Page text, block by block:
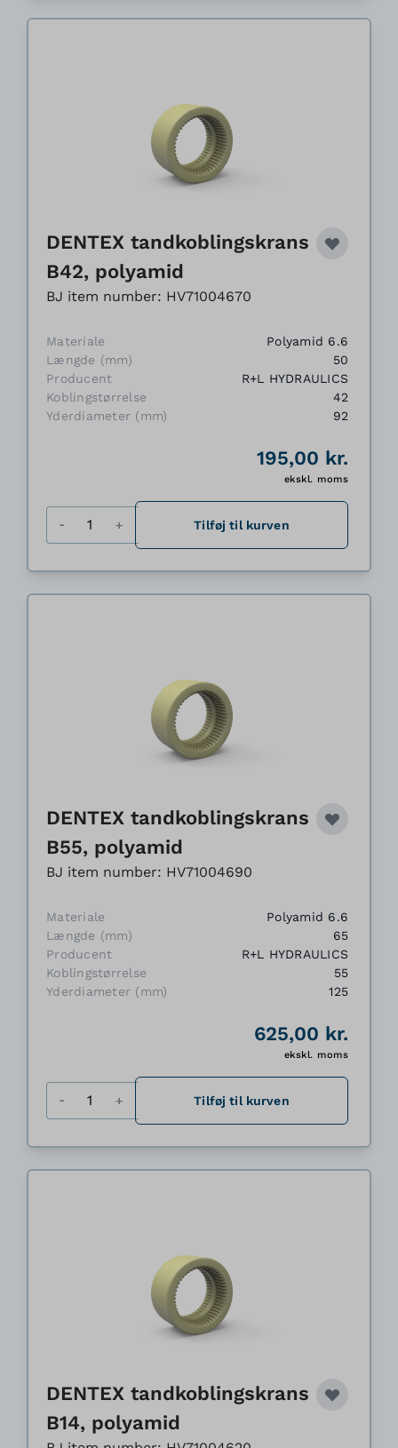
DENTEX tandkoblingskrans
B42, polyamid
BJ item number: HV71004670
Materiale
Polyamid 6.6
Længde (mm)
50
Producent
R+L HYDRAULICS
Koblingstørrelse
42
Yderdiameter (mm)
92
195,00 kr.
ekskl. moms
Tilføj til kurven
DENTEX tandkoblingskrans
B55, polyamid
BJ item number: HV71004690
Materiale
Polyamid 6.6
Længde (mm)
65
Producent
R+L HYDRAULICS
Koblingstørrelse
55
Yderdiameter (mm)
125
625,00 kr.
ekskl. moms
Tilføj til kurven
DENTEX tandkoblingskrans
B14, polyamid